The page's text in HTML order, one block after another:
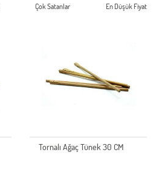
Çok Satanlar En Düşük Fiyat
Tornalı Ağaç Tünek 30 CM